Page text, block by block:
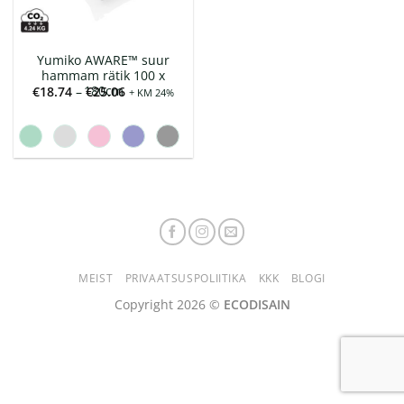
Yumiko AWARE™ suur
hammam rätik 100 x
180cm
€18.74 – €25.06Hinnavahemik:
€18.74
€25.06
+ KM 24%
MEIST PRIVAATSUSPOLIITIKA KKK BLOGI
Copyright 2026 © ECODISAIN